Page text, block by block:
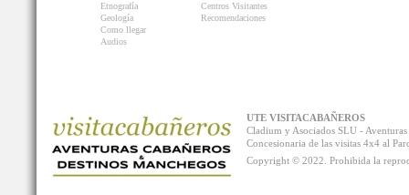
Etnografía
Geología
Como llegar
Audios
Centros Visitantes
Recomendaciones
UTE VISITACABAÑEROS
Cladium y Asociados SLU -
Concesionaria de las visitas 4x4 al
Copyright © 2022. Prohibida la